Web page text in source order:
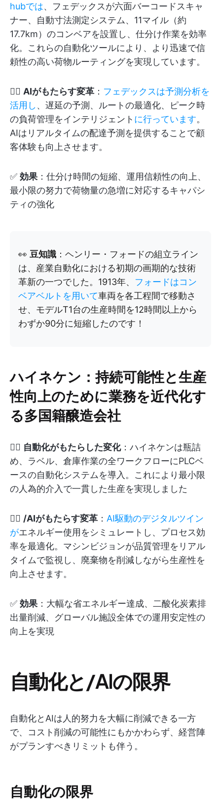
hubでは、フェデックスが六面バーコードスキャ
ナー、自動寸法測定システム、11マイル（約
17.7km）のコンベアを設置し、仕分け作業を効率
化。これらの自動化ツールにより、より迅速で信
頼性の高い荷物ルーティングを実現しています。
👉🏽 AIがもたらす変革 ： フェデックスは予測分析を
活用し 、遅延の予測、ルートの最適化、ピーク時
の負荷管理をインテリジェント に行っています。
AIはリアルタイムの配達予測を提供することで顧
客体験も向上させます。
✅ 効果 ：仕分け時間の短縮、運用信頼性の向上、
最小限の努力で荷物量の急増に対応するキャパシ
ティの強化
👀 豆知識 ：ヘンリー・フォードの組立ライン
は、産業自動化における初期の画期的な技術
革新の一つでした。1913年、 フォードはコン
ベアベルトを用いて車両を各工程間で移動さ
せ、モデルT1台の生産時間を12時間以上から
わずか90分に短縮したのです！
ハイネケン：持続可能性と生産
性向上のために業務を近代化す
る多国籍醸造会社
👉🏽 自動化がもたらした変化：ハイネケンは瓶詰
め、ラベル、倉庫作業の全ワークフローにPLCベ
ースの自動化システムを導入。これにより最小限
の人為的介入で一貫した生産を実現しました
👉🏽 /AIがもたらす変革 ： AI駆動のデジタルツイン
がエネルギー使用をシミュレートし、プロセス効
率を最適化。マシンビジョンが品質管理をリアル
タイムで監視し、廃棄物を削減しながら生産性を
向上させます。
✅ 効果 ：大幅な省エネルギー達成、二酸化炭素排
出量削減、グローバル施設全体での運用安定性の
向上を実現
自動化と/AIの限界
自動化とAIは人的努力を大幅に削減できる一方
で、コスト削減の可能性にもかかわらず、経営陣
がプランすべきリミットも伴う。
自動化の限界